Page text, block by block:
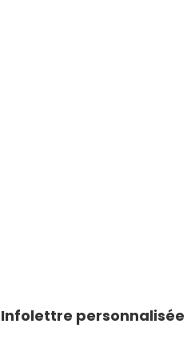
Infolettre personnalisée